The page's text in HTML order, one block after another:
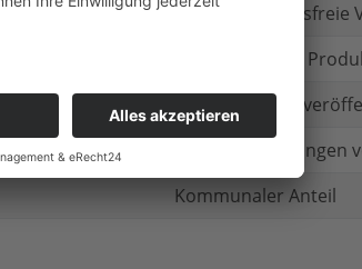
nicht beantwortet
Gibt es Kautionsfreie
Investitionen in
nicht beantwortet
Geschäftsform
nicht beantwortet
Firmenbeteiligungen
Kommunaler Anteil